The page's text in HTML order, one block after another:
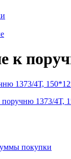
к
покупки